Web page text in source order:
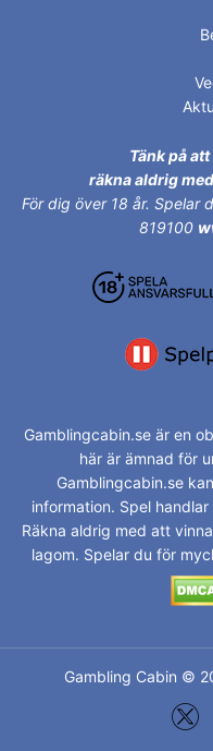
Tänk på
räkna aldrig
För dig över 18 år. Spelar
819100
Gamblingcabin.se är en
här är ämnad för
Gamblingcabin.se
information. Spel
Räkna aldrig med att
lagom. Spelar du för
Gambling Cabin ©